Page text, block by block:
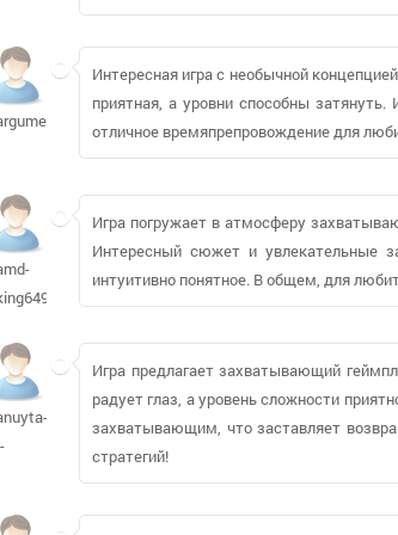
Интересная игра с необычной
приятная, а уровни способны
отличное времяпрепровождение для
Игра погружает в атмосферу
Интересный сюжет и увлекательные
интуитивно понятное. В общем, для
Игра предлагает захватывающий
радует глаз, а уровень сложности
захватывающим, что заставляет
стратегий!